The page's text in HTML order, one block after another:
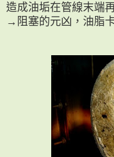
造成油垢在管線末端
→阻塞的元凶，油脂